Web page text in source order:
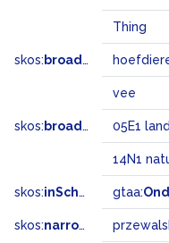
Thing
skos: broader
vee
skos: broadMatch 05E1
14N1
skos:inScheme gtaa:
skos:narrower